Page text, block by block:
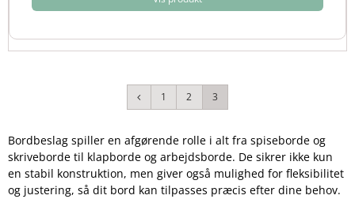
1 2 3
Bordbeslag spiller en afgørende rolle i alt fra spiseborde og
skriveborde til klapborde og arbejdsborde. De sikrer ikke kun
en stabil konstruktion, men giver også mulighed for fleksibilitet
og justering, så dit bord kan tilpasses præcis efter dine behov.